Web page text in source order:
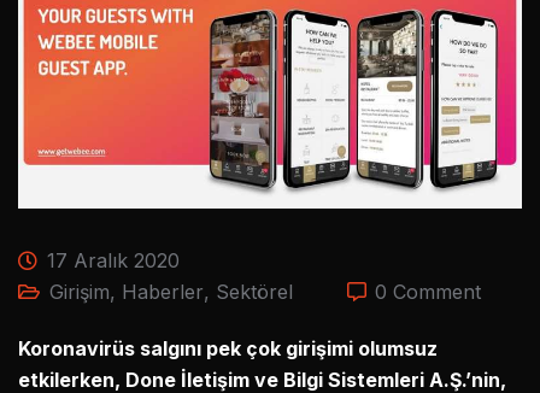
17 Aralık 2020
Girişim, Haberler, Sektörel 0 Comment
Koronavirüs salgını pek çok girişimi olumsuz
etkilerken, Done İletişim ve Bilgi Sistemleri A.Ş.’nin,